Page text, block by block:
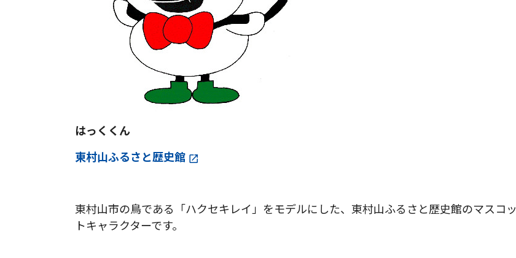
はっくくん
東村山ふるさと歴史館
東村山市の鳥である「ハクセキレイ」をモデルにした、東村山ふるさと歴史館のマスコッ
トキャラクターです。